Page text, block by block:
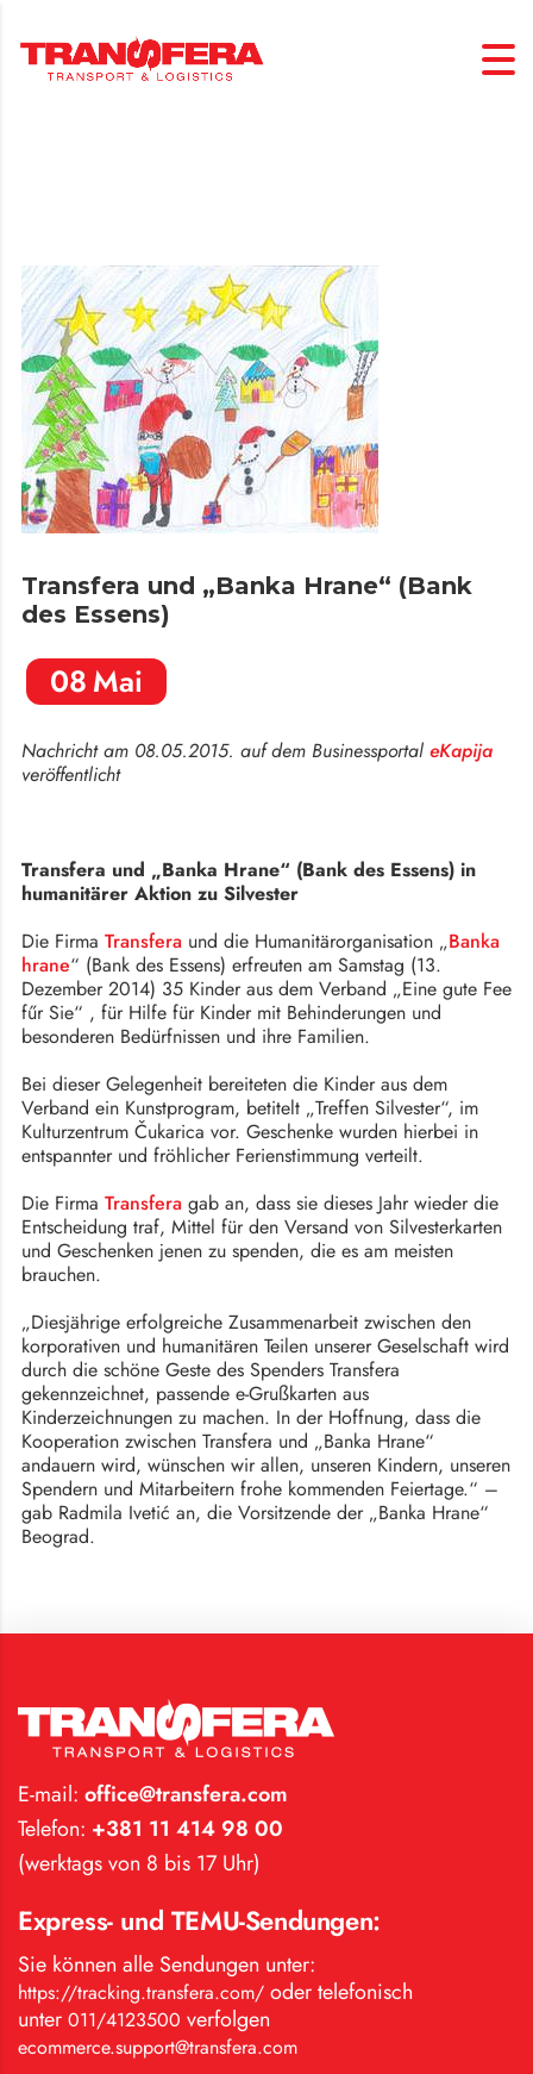
Transfera und „Banka Hrane“ (Bank
des Essens)
08Mai
Nachricht am 08.05.2015. auf dem Businessportal eKapija
veröffentlicht
Transfera und „Banka Hrane“ (Bank des Essens) in
humanitärer Aktion zu Silvester
Die Firma Transferaund die Humanitärorganisation „Banka
hrane“ (Bank des Essens) erfreuten am Samstag (13.
Dezember 2014) 35 Kinder aus dem Verband „Eine gute Fee
fűr Sie“ , für Hilfe für Kinder mit Behinderungen und
besonderen Bedürfnissen und ihre Familien.
Bei dieser Gelegenheit bereiteten die Kinder aus dem
Verband ein Kunstprogram, betitelt „Treffen Silvester“, im
Kulturzentrum Čukarica vor. Geschenke wurden hierbei in
entspannter und fröhlicher Ferienstimmung verteilt.
Die Firma Transferagab an, dass sie dieses Jahr wieder die
Entscheidung traf, Mittel für den Versand von Silvesterkarten
und Geschenken jenen zu spenden, die es am meisten
brauchen.
„Diesjährige erfolgreiche Zusammenarbeit zwischen den
korporativen und humanitären Teilen unserer Geselschaft wird
durch die schöne Geste des Spenders Transfera
gekennzeichnet, passende e-Grußkarten aus
Kinderzeichnungen zu machen. In der Hoffnung, dass die
Kooperation zwischen Transfera und „Banka Hrane“
andauern wird, wünschen wir allen, unseren Kindern, unseren
Spendern und Mitarbeitern frohe kommenden Feiertage.“ –
gab Radmila Ivetić an, die Vorsitzende der „Banka Hrane“
Beograd.
E-mail: office@transfera.com
Telefon: +381 11 414 98 00
(werktags von 8 bis 17 Uhr)
Express- und TEMU-Sendungen:
Sie können alle Sendungen unter:
https://tracking.transfera.com/ oder telefonisch
unter 011/4123500 verfolgen
ecommerce.support@transfera.com